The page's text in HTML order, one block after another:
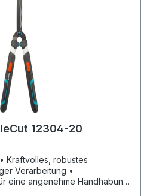
12304-20
Kraftvolles, robustes
Verarbeitung •
eine angenehme Handhabung